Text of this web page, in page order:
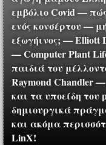
εμβόλιο Covid —
ενός κονσέρτου —
εξωγήινος; — Elliott
— Computer Plant
παιδιά του
Raymond Chandler
και τα υποείδη
δημιουργικά
και ακόμα
LinX!